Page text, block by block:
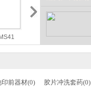
松下KX-MB1955CNG
佳能 LBP611Cn A4
印前器材(0) 胶片冲洗套药(0)